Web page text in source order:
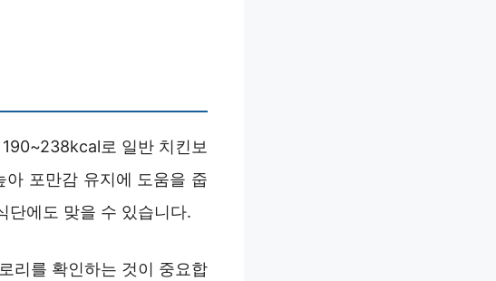
로 일반 치킨보
포만감 유지에 도움을 줍
단에도 맞을 수 있습니다.
리를 확인하는 것이 중요합